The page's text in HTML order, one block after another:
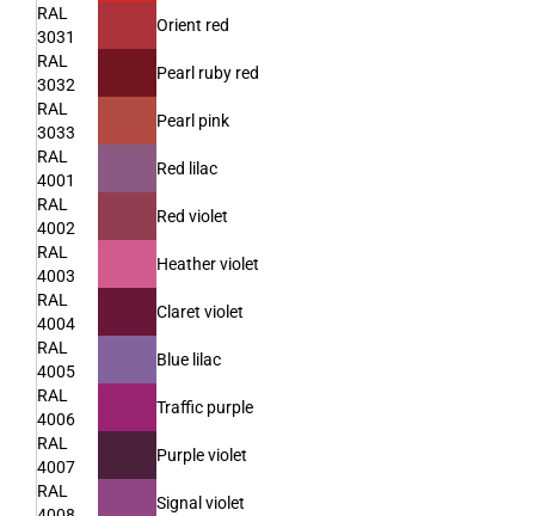
RAL
3031
Orient red
RAL
3032
Pearl ruby red
RAL
3033
Pearl pink
RAL
4001
Red lilac
RAL
4002
Red violet
RAL
4003
Heather violet
RAL
4004
Claret violet
RAL
4005
Blue lilac
RAL
4006
Traffic purple
RAL
4007
Purple violet
RAL
Signal violet